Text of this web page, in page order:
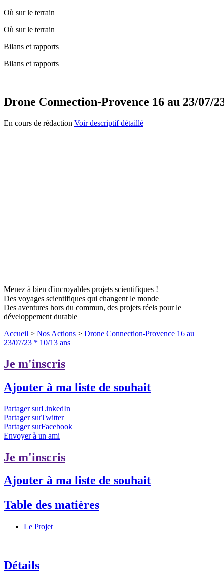
Où sur le terrain
Où sur le terrain
Bilans et rapports
Bilans et rapports
Drone Connection-Provence 16 au 23/07/
En cours de rédaction Voir descriptif détaillé
Menez à bien d'incroyables projets scientifiques !
Des voyages scientifiques qui changent le monde
Des aventures hors du commun, des projets réels pour le
développement durable
Accueil > Nos Actions > Drone Connection-Provence 16 au
23/07/23 * 10/13 ans
Je m'inscris
Ajouter à ma liste de souhait
Partager surLinkedIn
Partager surTwitter
Partager surFacebook
Envoyer à un ami
Je m'inscris
Ajouter à ma liste de souhait
Table des matières
Le Projet
Détails